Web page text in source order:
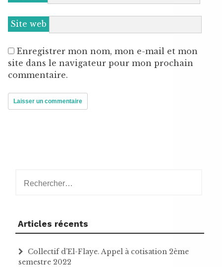
Site web
Enregistrer mon nom, mon e-mail et mon
site dans le navigateur pour mon prochain
commentaire.
Articles récents
Collectif d’El-Flaye. Appel à cotisation 2ème
semestre 2022